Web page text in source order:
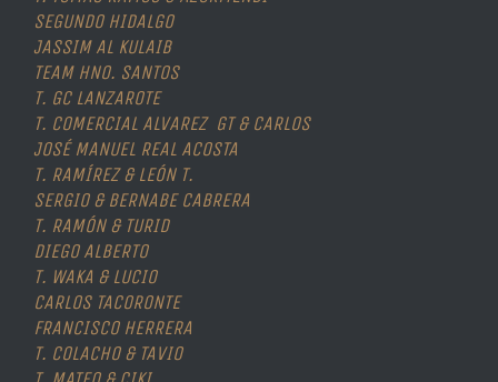
SEGUNDO HIDALGO
JASSIM AL KULAIB
TEAM HNO. SANTOS
T. GC LANZAROTE
T. COMERCIAL ALVAREZ GT & CARLOS
JOSÉ MANUEL REAL ACOSTA
T. RAMÍREZ & LEÓN T.
SERGIO & BERNABE CABRERA
T. RAMÓN & TURID
DIEGO ALBERTO
T. WAKA & LUCIO
CARLOS TACORONTE
FRANCISCO HERRERA
T. COLACHO & TAVIO